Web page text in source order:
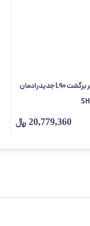
20,779,360 ﷼
شیلنگ کولر برگشت L90 جدید رادمان